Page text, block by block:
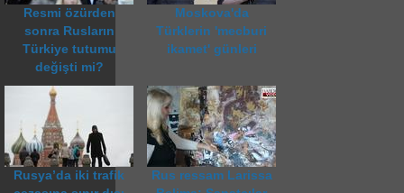
Resmi özürden
sonra Rusların
Türkiye tutumu
değişti mi?
Moskova'da
Türklerin 'mecburi
ikamet' günleri
Rusya’da iki trafik
Rus ressam Larissa